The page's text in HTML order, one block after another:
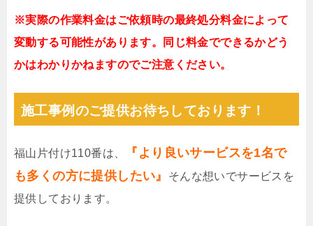
※実際の作業料金はご依頼時の最終処分料金によって
変動する可能性があります。同じ料金でできるかどう
かはわかりかねますのでご注意ください。
施工事例のご提供お待ちしております！
福山片付け110番は、
『より良いサービスを1名で
も多くの方に提供したい』
そんな想いでサービスを
提供しております。